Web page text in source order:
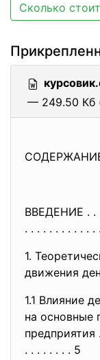
Сколько
— 249.50 Кб
ВВЕДЕНИЕ . . .
. . . . . . . . . . . .
1.
движения
1.1 Влияние
на основные
предприятия
. . . . . . . . 5